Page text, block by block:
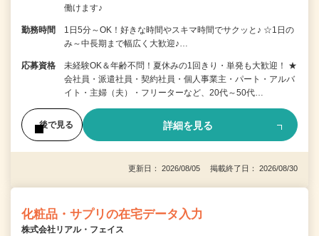
働けます♪
勤務時間
1日5分～OK！好きな時間やスキマ時間でサクッと♪ ☆1日の
み～中長期まで幅広く大歓迎♪…
応募資格
未経験OK＆年齢不問！夏休みの1回きり・単発も大歓迎！ ★
会社員・派遣社員・契約社員・個人事業主・パート・アルバ
イト・主婦（夫）・フリーターなど、20代～50代…
後で見る 詳細を見る
更新日： 2026/08/05 掲載終了日： 2026/08/30
化粧品・サプリの在宅データ入力
株式会社リアル・フェイス